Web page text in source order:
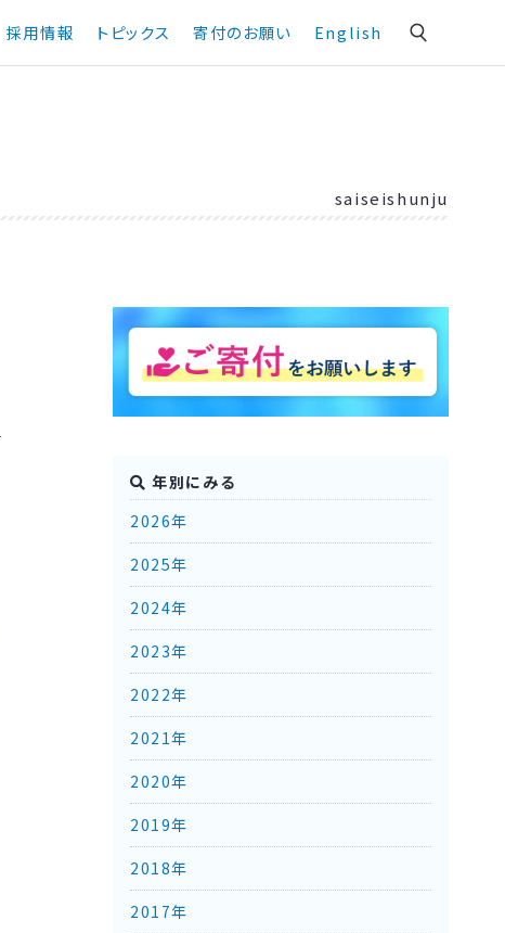
採用情報 トピックス 寄付のお願い English
saiseishunju
年別にみる
2026年
2025年
2024年
2023年
2022年
2021年
2020年
2019年
2018年
2017年